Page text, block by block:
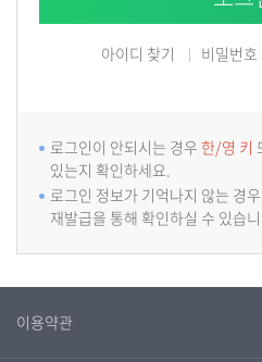
아이디 찾기 비밀번호
로그인이 안되시는 경우 한/영 키
있는지 확인하세요.
로그인 정보가 기억나지 않는 경
재발급을 통해 확인하실 수 있습
이용약관